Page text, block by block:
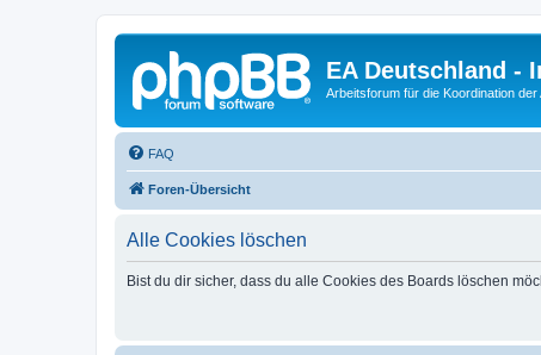
EA Deutschland -
Arbeitsforum für die Koordination
FAQ
Foren-Übersicht
Alle Cookies löschen
Bist du dir sicher, dass du alle Cookies des Boards löschen